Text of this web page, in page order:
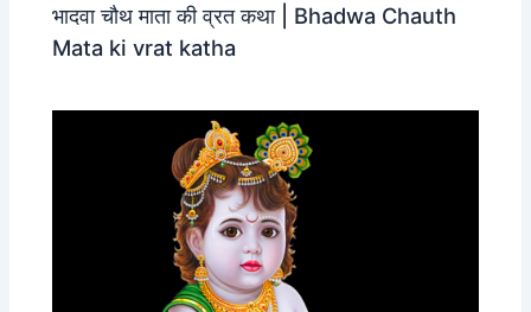
भादवा चौथ माता की व्रत कथा | Bhadwa Chauth
Mata ki vrat katha